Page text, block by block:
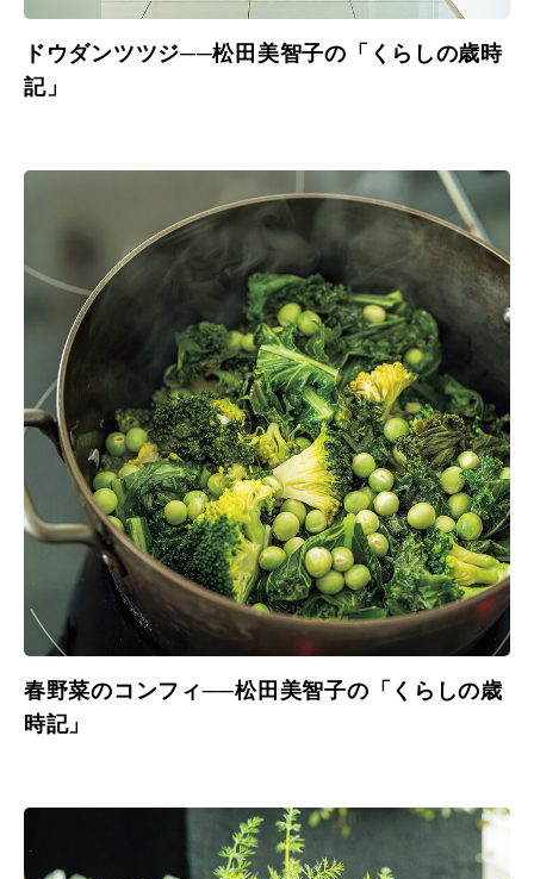
ドウダンツツジ──松田美智子の「くらしの歳時
記」
春野菜のコンフィ──松田美智子の「くらしの歳
時記」